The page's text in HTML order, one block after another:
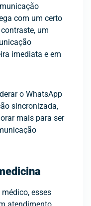
com um certo
um
imediata e em
o WhatsApp
sincronizada,
mais para ser
esses